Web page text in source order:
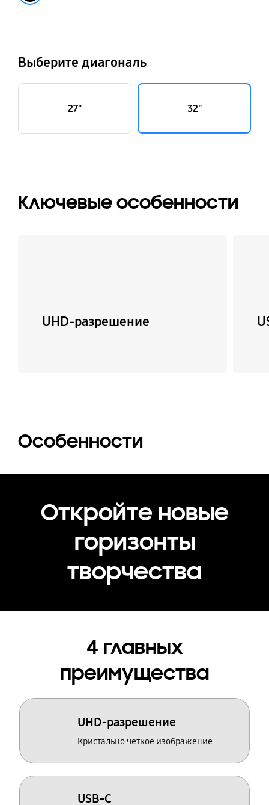
Выберите диагональ
27" 32"
Ключевые особенности
UHD-разрешение
Особенности
Откройте новые
горизонты
творчества
4 главных
преимущества
UHD-разрешение
Кристально четкое изображение
USB-C